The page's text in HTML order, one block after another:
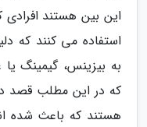
این بین هستند
استفاده می کنند که
به بیزینس، گیمینگ
هستند که باعث شده